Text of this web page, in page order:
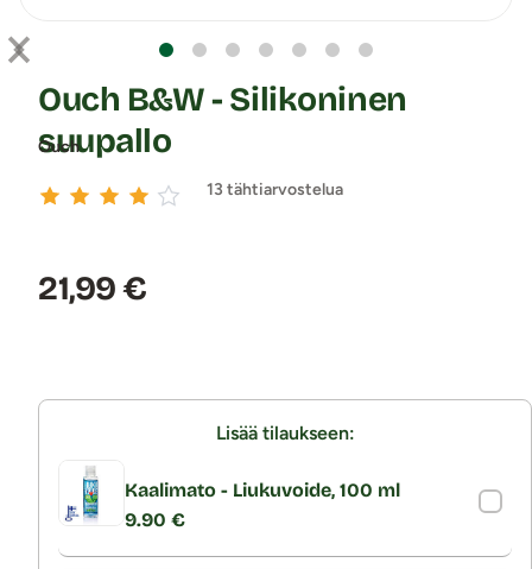
Ouch
Ouch B&W - Silikoninen
suupallo
13 tähtiarvostelua
Hinta:
21,99 €
Lisää tilaukseen:
Kaalimato - Liukuvoide, 100 ml
9.90 €